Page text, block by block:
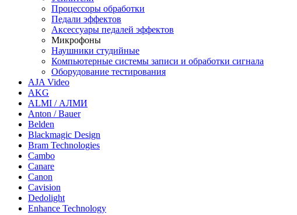
Процессоры обработки
Педали эффектов
Аксессуары педалей эффектов
Микрофоны
Наушники студийные
Компьютерные системы записи и обработки сигнала
Оборудование тестирования
AJA Video
AKG
ALMI / АЛМИ
Anton / Bauer
Belden
Blackmagic Design
Bram Technologies
Cambo
Canare
Canon
Cavision
Dedolight
Enhance Technology